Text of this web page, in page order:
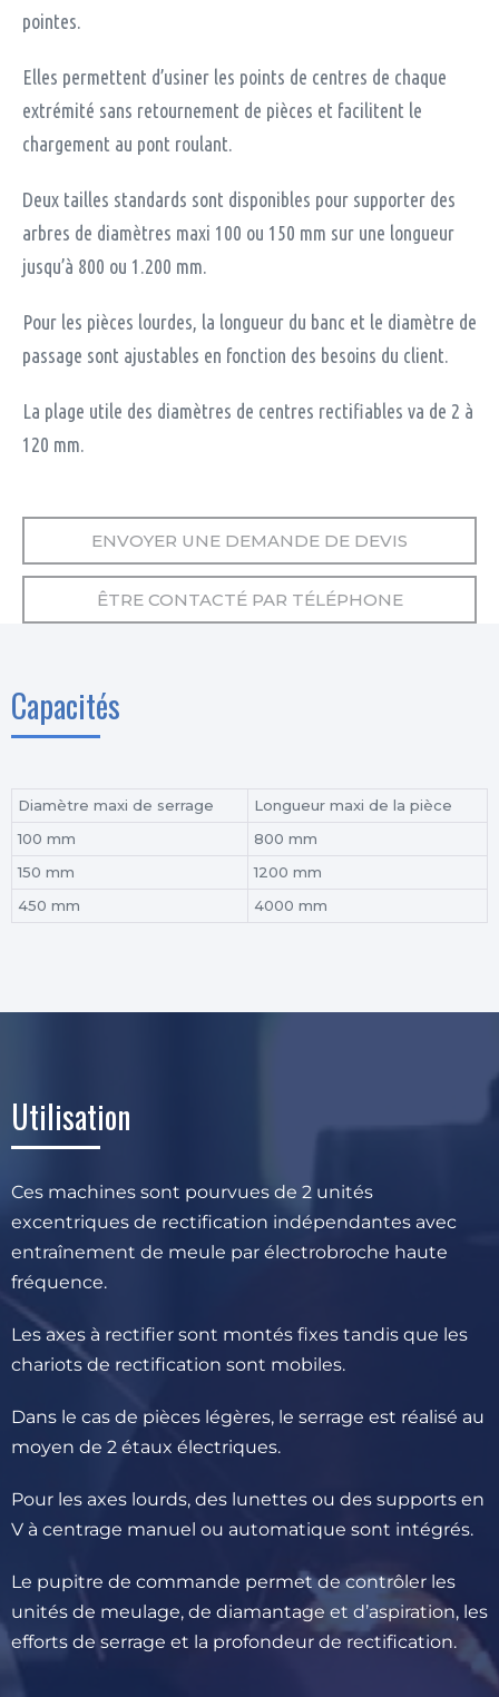
pointes.
Elles permettent d’usiner les points de centres de chaque
extrémité sans retournement de pièces et facilitent le
chargement au pont roulant.
Deux tailles standards sont disponibles pour supporter des
arbres de diamètres maxi 100 ou 150 mm sur une longueur
jusqu’à 800 ou 1.200 mm.
Pour les pièces lourdes, la longueur du banc et le diamètre de
passage sont ajustables en fonction des besoins du client.
La plage utile des diamètres de centres rectifiables va de 2 à
120 mm.
ENVOYER UNE DEMANDE DE DEVIS
ÊTRE CONTACTÉ PAR TÉLÉPHONE
Capacités
Diamètre maxi de serrage
Longueur maxi de la pièce
100 mm
800 mm
150 mm
1200 mm
450 mm
4000 mm
Utilisation
Ces machines sont pourvues de 2 unités
excentriques de rectification indépendantes avec
entraînement de meule par électrobroche haute
fréquence.
Les axes à rectifier sont montés fixes tandis que les
chariots de rectification sont mobiles.
Dans le cas de pièces légères, le serrage est réalisé au
moyen de 2 étaux électriques.
Pour les axes lourds, des lunettes ou des supports en
V à centrage manuel ou automatique sont intégrés.
Le pupitre de commande permet de contrôler les
unités de meulage, de diamantage et d’aspiration, les
efforts de serrage et la profondeur de rectification.
cookies,
fonctionnalités